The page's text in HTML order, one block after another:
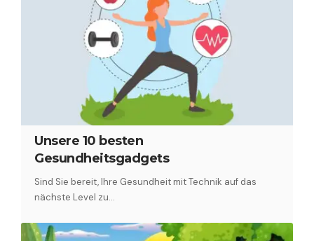
Unsere 10 besten
Gesundheitsgadgets
Sind Sie bereit, Ihre Gesundheit mit Technik auf das
nächste Level zu…